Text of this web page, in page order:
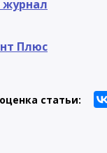
Плюс
статьи: